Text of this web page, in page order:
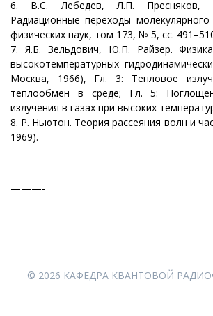
6. В.С. Лебедев, Л.П. Пресняков,
Радиационные переходы
физических наук, том 173, № 5, сс.
7. Я.Б. Зельдович, Ю.П. Райзер.
высокотемпературных
Москва, 1966), Гл. 3: Тепловое
теплообмен в среде; Гл. 5:
излучения в газах при высоких
8. Р. Ньютон. Теория рассеяния волн и
1969).
———-
© 2026 КАФЕДРА КВАНТОВОЙ